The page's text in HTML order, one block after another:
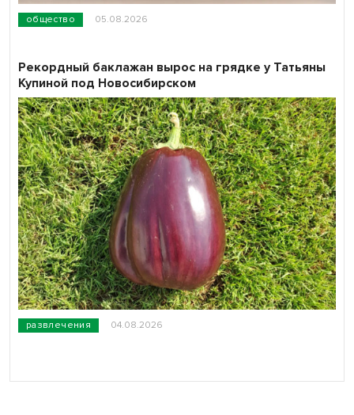
общество 05.08.2026
развлечения 04.08.2026
Рекордный баклажан вырос на грядке у Татьяны
Купиной под Новосибирском